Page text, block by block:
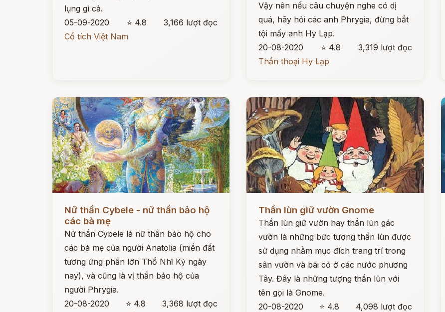
lụng gì cả.
05-09-2020
⭐ 4.8
3,166 lượt đọc
Cổ tích Việt Nam
Vậy nên nếu câu chuyện nghe có dị
quá, hãy hỏi các anh Phrygia, đừng bắt
tội mấy anh Hy Lạp.
20-08-2020
⭐ 4.8
3,319 lượt đọc
Thần thoại Hy Lạp
Nữ thần Cybele - nữ thần bảo hộ
các bà mẹ
Nữ thần Cybele là nữ thần bảo hộ cho
các bà mẹ của người Anatolia (miền đất
tương ứng phần lớn Thổ Nhĩ Kỳ ngày
nay), và cũng là vị thần bảo hộ của
người Phrygia.
20-08-2020
⭐ 4.8
3,368 lượt đọc
Đọc ngay
Thần lùn giữ vườn Gnome
Thần lùn giữ vườn hay thần lùn gác
vườn là những bức tượng thần lùn được
sử dụng nhằm mục đích trang trí trong
sân vườn và bãi cỏ ở các nước phương
Tây. Đây là những tượng thần lùn với
tên gọi là Gnome.
20-08-2020
⭐ 4.8
4,098 lượt đọc